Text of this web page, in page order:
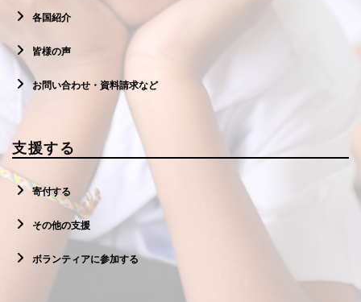
各国紹介
皆様の声
お問い合わせ・資料請求など
支援する
寄付する
その他の支援
ボランティアに参加する